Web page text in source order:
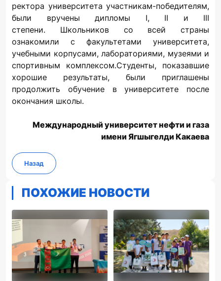
ректора университета участникам-победителям,
были вручены дипломы I, II и III
степени. Школьников со всей страны
ознакомили с факультетами университета,
учебными корпусами, лабораториями, музеями и
спортивным комплексом.Студенты, показавшие
хорошие результаты, были приглашены
продолжить обучение в университете после
окончания школы.
Международный университет нефти и газа
имени Ягшыгелди Какаева
Назад
ПОХОЖИЕ НОВОСТИ